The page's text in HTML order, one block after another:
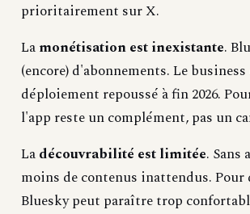
prioritairement sur X.
Lamonétisation est inexistante.
(encore) d'abonnements. Le
déploiement repoussé à fin 2026.
l'app reste un complément, pas un
Ladécouvrabilité est limitée.
moins de contenus inattendus.
Bluesky peut paraître trop